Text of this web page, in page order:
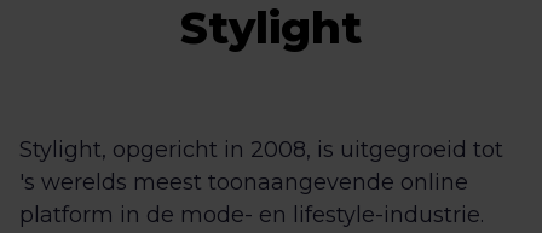
Stylight
Stylight, opgericht in 2008, is uitgegroeid tot
's werelds meest toonaangevende online
platform in de mode- en lifestyle-industrie.